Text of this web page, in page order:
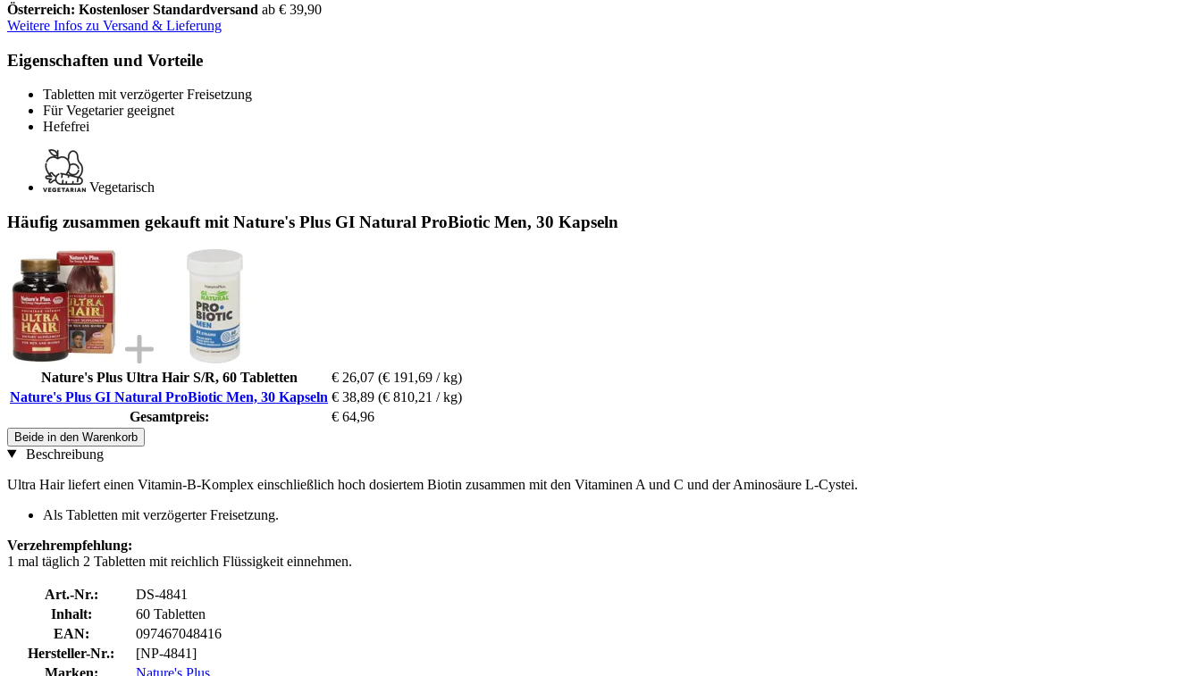
Österreich: Kostenloser Standardversand ab € 39,90
Weitere Infos zu Versand & Lieferung
Eigenschaften und Vorteile
Tabletten mit verzögerter Freisetzung
Für Vegetarier geeignet
Hefefrei
Vegetarisch
Häufig zusammen gekauft mit Nature's Plus GI Natural ProBiotic Men, 30 Kapseln
Nature's Plus Ultra Hair S/R, 60 Tabletten € 26,07 (€ 191,69 / kg)
Nature's Plus GI Natural ProBiotic Men, 30 Kapseln € 38,89 (€ 810,21 / kg)
Gesamtpreis:
€ 64,96
Beide in den Warenkorb
Beschreibung
Ultra Hair liefert einen Vitamin-B-Komplex einschließlich hoch dosiertem Biotin zusammen mit den Vitaminen A und C und der Aminosäure L-Cystei.
Als Tabletten mit verzögerter Freisetzung.
Verzehrempfehlung:
1 mal täglich 2 Tabletten mit reichlich Flüssigkeit einnehmen.
Art.-Nr.:
DS-4841
Inhalt:
60 Tabletten
EAN:
097467048416
Hersteller-Nr.:
[NP-4841]
Marken:
Nature's Plus